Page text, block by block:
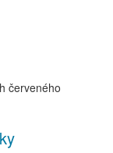
červeného